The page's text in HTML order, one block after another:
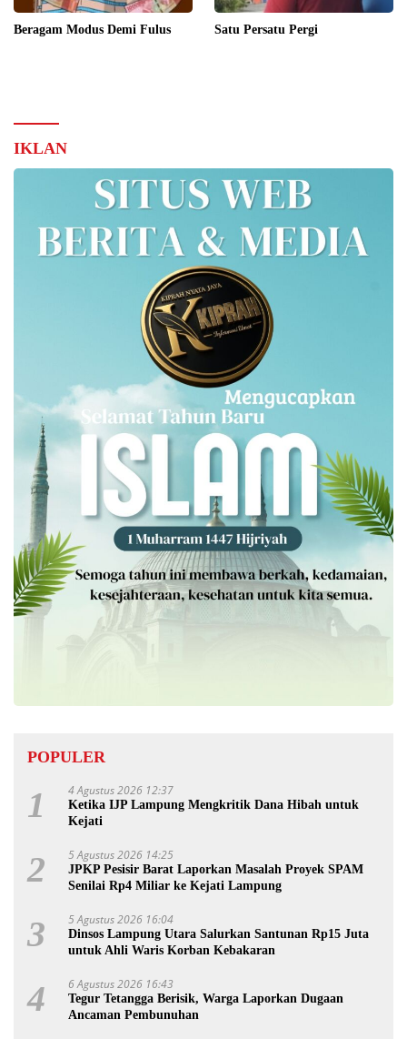
Beragam Modus Demi Fulus Satu Persatu Pergi
IKLAN
POPULER
1 4 Agustus 2026 12:37
Ketika IJP Lampung Mengkritik Dana Hibah untuk
Kejati
2 5 Agustus 2026 14:25
JPKP Pesisir Barat Laporkan Masalah Proyek SPAM
Senilai Rp4 Miliar ke Kejati Lampung
3 5 Agustus 2026 16:04
Dinsos Lampung Utara Salurkan Santunan Rp15 Juta
untuk Ahli Waris Korban Kebakaran
4 6 Agustus 2026 16:43
Tegur Tetangga Berisik, Warga Laporkan Dugaan
Ancaman Pembunuhan